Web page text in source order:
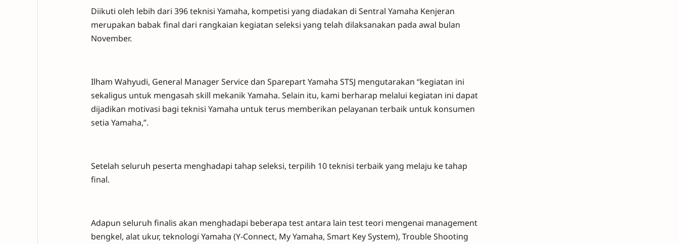
Diikuti oleh lebih dari 396 teknisi Yamaha, kompetisi yang diadakan di Sentral Yamaha Kenjeran
merupakan babak final dari rangkaian kegiatan seleksi yang telah dilaksanakan pada awal bulan
November.
Ilham Wahyudi, General Manager Service dan Sparepart Yamaha STSJ mengutarakan “kegiatan ini
sekaligus untuk mengasah skill mekanik Yamaha. Selain itu, kami berharap melalui kegiatan ini dapat
dijadikan motivasi bagi teknisi Yamaha untuk terus memberikan pelayanan terbaik untuk konsumen
setia Yamaha,”.
Setelah seluruh peserta menghadapi tahap seleksi, terpilih 10 teknisi terbaik yang melaju ke tahap
final.
Adapun seluruh finalis akan menghadapi beberapa test antara lain test teori mengenai management
bengkel, alat ukur, teknologi Yamaha (Y-Connect, My Yamaha, Smart Key System), Trouble Shooting